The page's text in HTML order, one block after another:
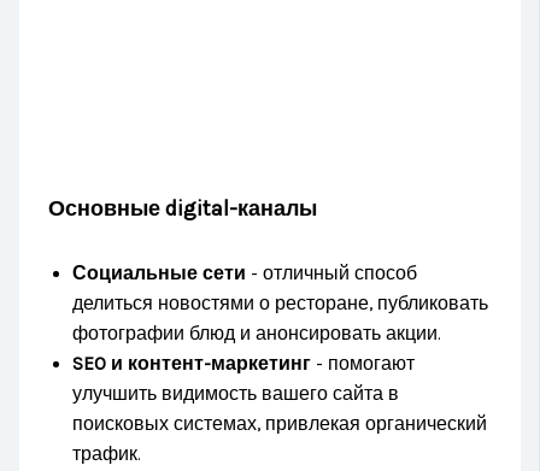
Основные digital-каналы
Социальные сети - отличный способ
делиться новостями о ресторане, публиковать
фотографии блюд и анонсировать акции.
SEO и контент-маркетинг - помогают
улучшить видимость вашего сайта в
поисковых системах, привлекая органический
трафик.